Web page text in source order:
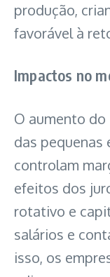
produção,
favorável à
Impactos no
O aumento
das pequenas
controlam
efeitos dos
rotativo e
salários e
isso, os